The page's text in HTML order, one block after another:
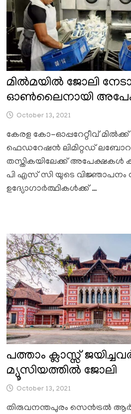
മിൽമയിൽ ജോലി
ഓൺലൈനായി
October 13, 2021
കേരള കോ-ഓപ്പറേറ്റീവ് മിൽക്ക്
ഫെഡറേഷൻ ലിമിറ്റഡ്
തസ്തികയിലേക്ക് അപേക്ഷകൾ
പി എസ് സി യുടെ വിജ്ഞാപനം
ഉദ്യോഗാർത്ഥികൾക്ക് …
പത്താം ക്ലാസ്സ്‌
മ്യൂസിയത്തില്‍ ജോലി
October 13, 2021
തിരുവനന്തപുരം സെൻട്രൽ